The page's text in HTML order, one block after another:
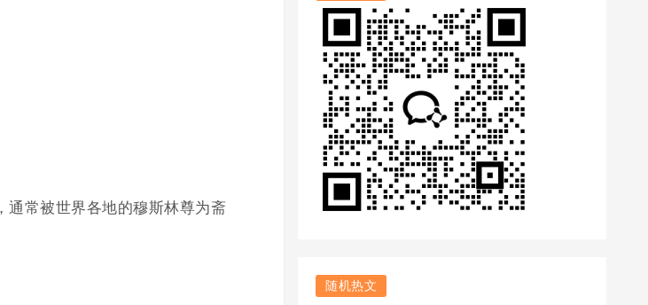
通常被世界各地的穆斯林尊为斋
随机热文